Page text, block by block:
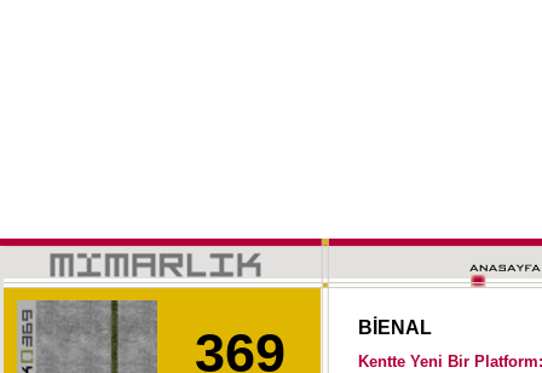
369 BİENAL
Kentte Yeni Bir